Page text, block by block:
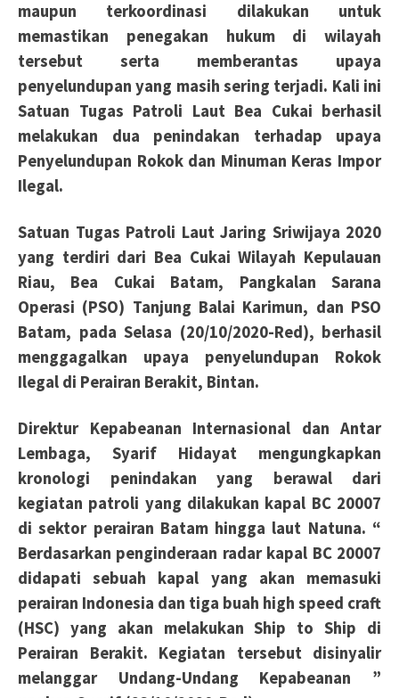
maupun terkoordinasi dilakukan untuk
memastikan penegakan hukum di wilayah
tersebut serta memberantas upaya
penyelundupan yang masih sering terjadi. Kali ini
Satuan Tugas Patroli Laut Bea Cukai berhasil
melakukan dua penindakan terhadap upaya
Penyelundupan Rokok dan Minuman Keras Impor
Ilegal.
Satuan Tugas Patroli Laut Jaring Sriwijaya 2020
yang terdiri dari Bea Cukai Wilayah Kepulauan
Riau, Bea Cukai Batam, Pangkalan Sarana
Operasi (PSO) Tanjung Balai Karimun, dan PSO
Batam, pada Selasa (20/10/2020-Red), berhasil
menggagalkan upaya penyelundupan Rokok
Ilegal di Perairan Berakit, Bintan.
Direktur Kepabeanan Internasional dan Antar
Lembaga, Syarif Hidayat mengungkapkan
kronologi penindakan yang berawal dari
kegiatan patroli yang dilakukan kapal BC 20007
di sektor perairan Batam hingga laut Natuna. “
Berdasarkan penginderaan radar kapal BC 20007
didapati sebuah kapal yang akan memasuki
perairan Indonesia dan tiga buah high speed craft
(HSC) yang akan melakukan Ship to Ship di
Perairan Berakit. Kegiatan tersebut disinyalir
melanggar Undang-Undang Kepabeanan ”